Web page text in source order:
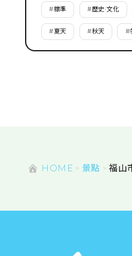
#標準 #歷史·文化
#夏天 #秋天 #
HOME 景點 福山